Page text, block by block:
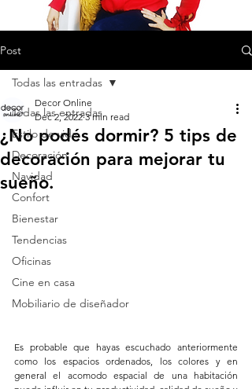
Post
Todas las entradas
Estilo de vida
Decoración
Navidad
Confort
Bienestar
Tendencias
Oficinas
Cine en casa
Mobiliario de diseñador
Todas las entradas
¿No podés dormir? 5 tips de
decoración para mejorar tu
sueño.
Decor Online
Dec 2, 2022 3 min read
Es probable que hayas escuchado anteriormente
como los espacios ordenados, los colores y en
general el acomodo espacial de una habitación